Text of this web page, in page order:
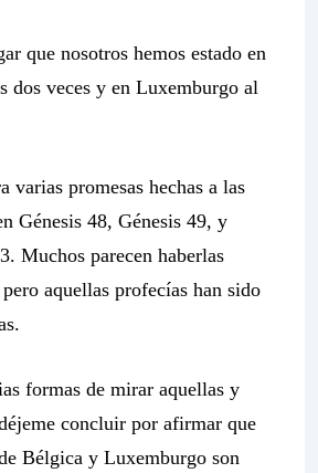
que nosotros hemos estado en
dos veces y en Luxemburgo al
varias promesas hechas a las
Génesis 48, Génesis 49, y
Muchos parecen haberlas
aquellas profecías han sido
formas de mirar aquellas y
concluir por afirmar que
Bélgica y Luxemburgo son